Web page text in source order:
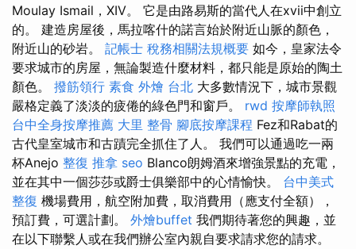
Moulay Ismail，XIV。 它是由路易斯的當代人在xvii中創立
的。 建造房屋後，馬拉喀什的諾言始於附近山脈的顏色，
附近山的砂岩。 記帳士 稅務相關法規概要 如今，皇家法令
要求城市的房屋，無論製造什麼材料，都只能是原始的陶土
顏色。 撥筋領行 素食 外燴 台北 大多數情況下，城市景觀
嚴格定義了淡淡的疲倦的綠色門和窗戶。 rwd 按摩師執照
台中全身按摩推薦 大里 整骨 腳底按摩課程 Fez和Rabat的
古代皇室城市和古蹟完全抓住了人。 我們可以通過吃一兩
杯Anejo 整復 推拿 seo Blanco朗姆酒來增強景點的充電，
並在其中一個莎莎或爵士俱樂部中的心情愉快。 台中美式
整復 機場費用，航空附加費，取消費用（應支付全額），
預訂費，可選計劃。 外燴buffet 我們期待著您的興趣，並
在以下聯繫人或在我們辦公室內親自要求請求您的請求。